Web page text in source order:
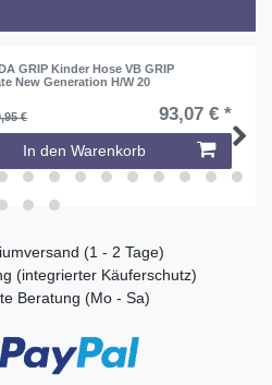
GRIP Kinder Hose VB GRIP
New Generation H/W 20
€ 93,07 € *
In den Warenkorb
(1 - 2 Tage)
(integrierter Käuferschutz)
Beratung (Mo - Sa)